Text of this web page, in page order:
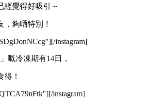
經覺得好吸引～
，夠哂特別！
instagram]
嘅冷凍期有14日，
得！
instagram]